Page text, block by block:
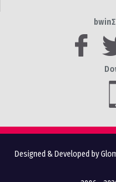
Designed & Developed by